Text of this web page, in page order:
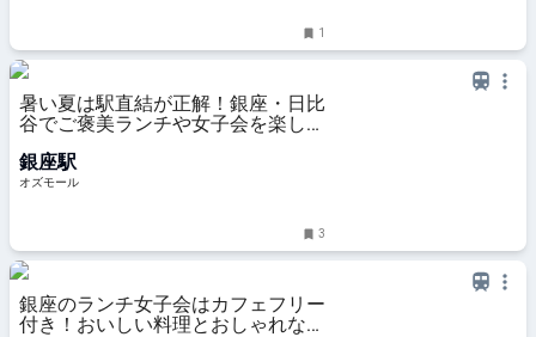
1
暑い夏は駅直結が正解！銀座・日比
谷でご褒美ランチや女子会を楽しめ
銀座駅
オズモール
3
銀座のランチ女子会はカフェフリー
付き！おいしい料理とおしゃれな店